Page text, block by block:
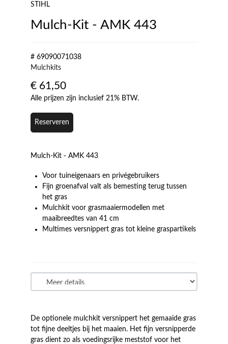
STIHL
Mulch-Kit - AMK 443
# 69090071038
Mulchkits
€ 61,50
Alle prijzen zijn inclusief 21% BTW.
Reserveren
Mulch-Kit - AMK 443
Voor tuineigenaars en privégebruikers
Fijn groenafval valt als bemesting terug tussen
het gras
Mulchkit voor grasmaaiermodellen met
maaibreedtes van 41 cm
Multimes versnippert gras tot kleine graspartikels
De optionele mulchkit versnippert het gemaaide gras
tot fijne deeltjes bij het maaien. Het fijn versnipperde
gras dient zo als voedingsrijke meststof voor het